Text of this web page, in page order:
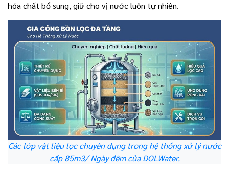
hóa chất bổ sung, giữ cho vị nước luôn tự nhiên.
Các lớp vật liệu lọc chuyên dụng trong hệ thống xử lý nước
cấp 85m3/ Ngày đêm của DOLWater.